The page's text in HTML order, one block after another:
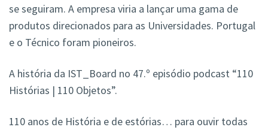
se seguiram. A empresa viria a lançar uma gama de
produtos direcionados para as Universidades. Portugal
e o Técnico foram pioneiros.
A história da IST_Board no 47.º episódio podcast “110
Histórias | 110 Objetos”.
110 anos de História e de estórias… para ouvir todas